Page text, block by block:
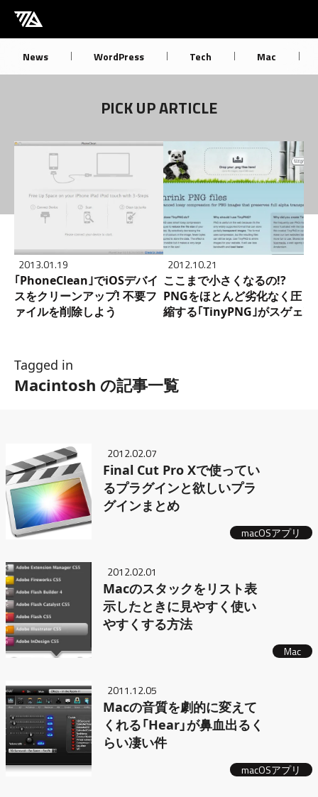
[M] mbdb [モバデビ]
News WordPress Tech Mac
PICK UP ARTICLE
2013.01.19
｢PhoneClean｣でiOSデバイ
スをクリーンアップ! 不要フ
ァイルを削除しよう
2012.10.21
ここまで小さくなるの!?
PNGをほとんど劣化なく圧
縮する｢TinyPNG｣がスゲェ!!
Tagged in
Macintosh の記事一覧
2012.02.07
Final Cut Pro Xで使ってい
るプラグインと欲しいプラ
グインまとめ
macOSアプリ
2012.02.01
Macのスタックをリスト表
示したときに見やすく使い
やすくする方法
Mac
2011.12.05
Macの音質を劇的に変えて
くれる「Hear」が鼻血出るく
らい凄い件
macOSアプリ